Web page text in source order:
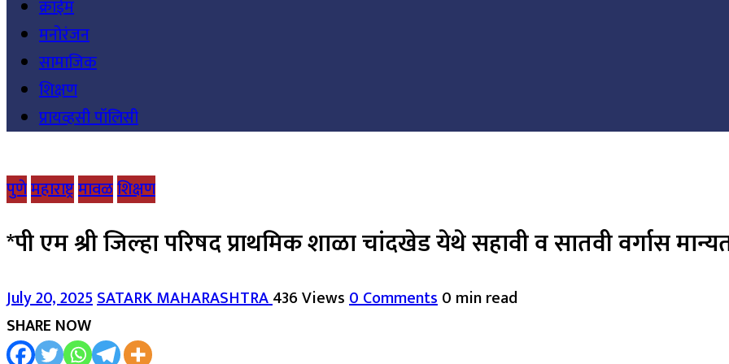
क्राईम
मनोरंजन
सामाजिक
शिक्षण
प्रायव्हसी पॉलिसी
पुणेमहाराष्ट्रमावळशिक्षण
*पी एम श्री जिल्हा परिषद प्राथमिक शाळा चांदखेड येथे सहावी व सातवी वर्गास
July 20, 2025SATARK MAHARASHTRA436 Views0 Comments0 min read
SHARE NOW